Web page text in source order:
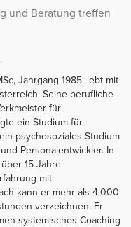
und Beratung treffen
Jahrgang 1985, lebt mit
Seine berufliche
für
ein Studium für
psychosoziales Studium
Personalentwickler. In
15 Jahre
mit.
kann er mehr als 4.000
verzeichnen. Er
systemisches Coaching